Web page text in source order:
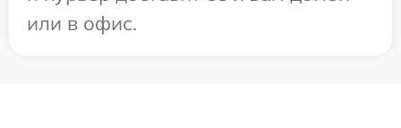
или в офис.